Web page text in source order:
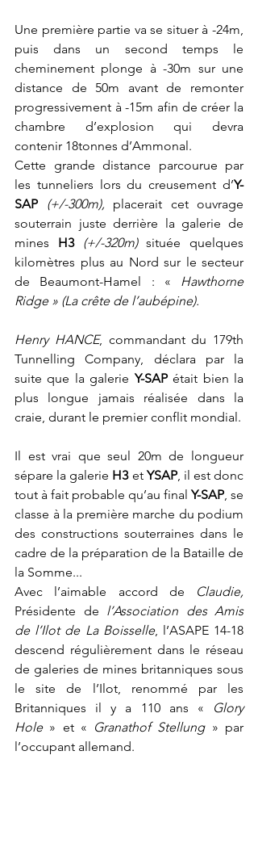
Une première partie va se situer à -24m,
puis dans un second temps le
cheminement plonge à -30m sur une
distance de 50m avant de remonter
progressivement à -15m afin de créer la
chambre d’explosion qui devra
contenir 18tonnes d’Ammonal.
Cette grande distance parcourue par
les tunneliers lors du creusement d’Y-
SAP (+/-300m), placerait cet ouvrage
souterrain juste derrière la galerie de
mines H3 (+/-320m) située quelques
kilomètres plus au Nord sur le secteur
de Beaumont-Hamel : « Hawthorne
Ridge » (La crête de l’aubépine).
Henry HANCE, commandant du 179th
Tunnelling Company, déclara par la
suite que la galerie Y-SAP était bien la
plus longue jamais réalisée dans la
craie, durant le premier conflit mondial.
Il est vrai que seul 20m de longueur
sépare la galerie H3 et YSAP, il est donc
tout à fait probable qu’au final Y-SAP, se
classe à la première marche du podium
des constructions souterraines dans le
cadre de la préparation de la Bataille de
la Somme...
Avec l’aimable accord de
Claudie,
Présidente de l’Association des Amis
de l’Ilot de La Boisselle, l’ASAPE 14-18
descend régulièrement dans le réseau
de galeries de mines britanniques sous
le site de l’Ilot, renommé par les
Britanniques il y a 110 ans «
Glory
Hole » et « Granathof Stellung » par
l’occupant allemand.